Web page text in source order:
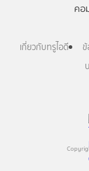
คอ
เกี่ยวกับทรูไอดี